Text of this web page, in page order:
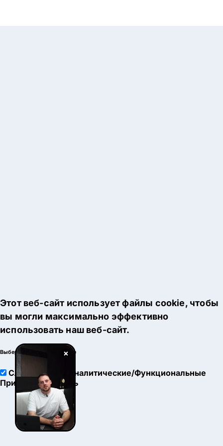
×
Этот веб-сайт использует файлы cookie, чтобы
вы могли максимально эффективно
использовать наш веб-сайт.
Выберите настройки cookie
Служебные
Аналитические/Функциональные
Принять
Настроить